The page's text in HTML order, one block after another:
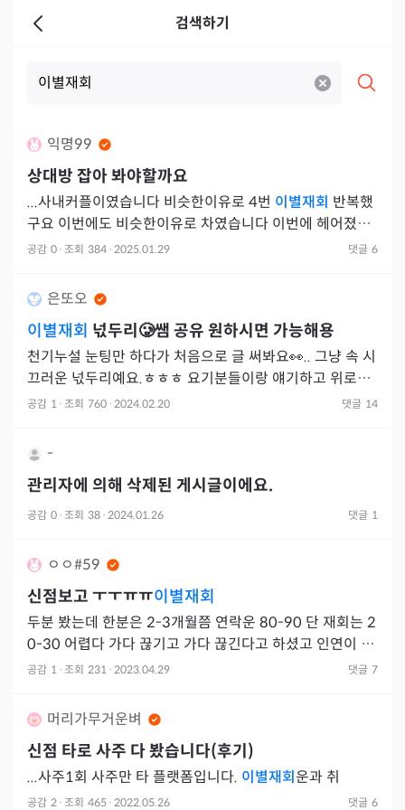
검색하기
익명99
상대방 잡아 봐야할까요
...사내커플이였습니다 비슷한이유로 4번 이별재회 반복했
구요 이번에도 비슷한이유로 차였습니다 이번에 헤어졌을
때 굉
공감 0 · 조회 384 · 2025.01.29 댓글 6
은또오
이별재회 넋두리🥲쌤 공유 원하시면 가능해용
천기누설 눈팅만 하다가 처음으로 글 써봐요👀.. 그냥 속 시
끄러운 넋두리예요.ㅎㅎㅎ 요기분들이랑 얘기하고 위로받
고 싶어서ㅠㅠ 헤어지거나 싸우거나 하면 들어와서 신점,
공감 1 · 조회 760 · 2024.02.20 댓글 14
-
관리자에 의해 삭제된 게시글이에요.
공감 0 · 조회 38 · 2024.01.26 댓글 1
ㅇㅇ#59
신점보고 ㅜㅜㅠㅠ이별재회
두분 봤는데 한분은 2-3개월쯤 연락운 80-90 단 재회는 2
0-30 어렵다 가다 끊기고 가다 끊긴다고 하셨고 인연이 끈
이 아예 끊긴건 아니다 마음은 남아있다 그치만 재회 어렵
공감 1 · 조회 231 · 2023.04.29 댓글 7
머리가무거운벼
신점 타로 사주 다 봤습니다(후기)
...사주1회 사주만 타 플랫폼입니다. 이별재회운과 취
공감 2 · 조회 465 · 2022.05.26 댓글 6